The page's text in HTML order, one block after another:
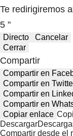
Te redirigiremos
5 "
Directo
Cancelar
Cerrar
Compartir
Compartir en
Compartir en
Compartir en
Compartir en
Copiar enlace
Descargar
Compartir desde el